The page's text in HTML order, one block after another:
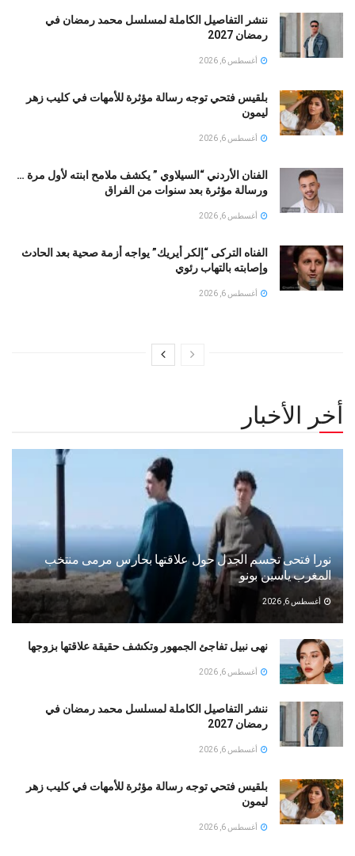
ننشر التفاصيل الكاملة لمسلسل محمد رمضان في
رمضان 2027
أغسطس 6, 2026
بلقيس فتحي توجه رسالة مؤثرة للأمهات في كليب زهر
ليمون ‏
أغسطس 6, 2026
الفنان الأردني “السيلاوي ” يكشف ملامح ابنته لأول مرة …
ورسالة مؤثرة بعد سنوات من الفراق
أغسطس 6, 2026
الفناه التركى “إلكر أيريك” يواجه أزمة صحية بعد الحادث
وإصابته بالتهاب رئوي
أغسطس 6, 2026
أخر الأخبار
نورا فتحى تحسم الجدل حول علاقتها بحارس مرمى منتخب
المغرب ياسين بونو ‏
أغسطس 6, 2026
نهى نبيل تفاجئ الجمهور وتكشف حقيقة علاقتها بزوجها
أغسطس 6, 2026
ننشر التفاصيل الكاملة لمسلسل محمد رمضان في
رمضان 2027
أغسطس 6, 2026
بلقيس فتحي توجه رسالة مؤثرة للأمهات في كليب زهر
ليمون ‏
أغسطس 6, 2026